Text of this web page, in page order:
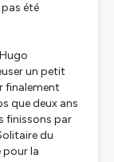
pas été
un petit
finalement
que deux ans
finissons par
du
la